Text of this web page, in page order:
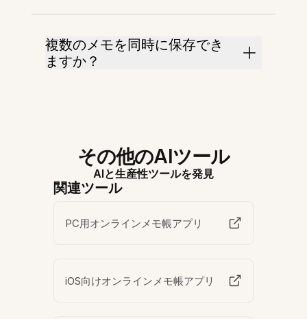
複数のメモを同時に保存でき
ますか？
その他のAIツール
AIと生産性ツールを発見
関連ツール
PC用オンラインメモ帳アプリ
iOS向けオンラインメモ帳アプリ